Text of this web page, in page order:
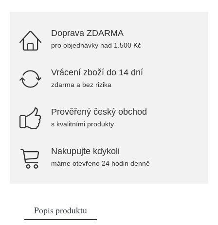
Doprava ZDARMA
pro objednávky nad 1.500 Kč
Vrácení zboží do 14 dní
zdarma a bez rizika
Prověřený český obchod
s kvalitními produkty
Nakupujte kdykoli
máme otevřeno 24 hodin denně
Popis produktu